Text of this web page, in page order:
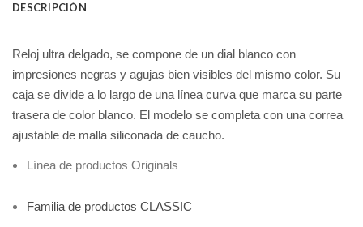
DESCRIPCIÓN
Reloj ultra delgado, se compone de un dial blanco con
impresiones negras y agujas bien visibles del mismo color. Su
caja se divide a lo largo de una línea curva que marca su parte
trasera de color blanco. El modelo se completa con una correa
ajustable de malla siliconada de caucho.
Línea de productos Originals
Familia de productos CLASSIC